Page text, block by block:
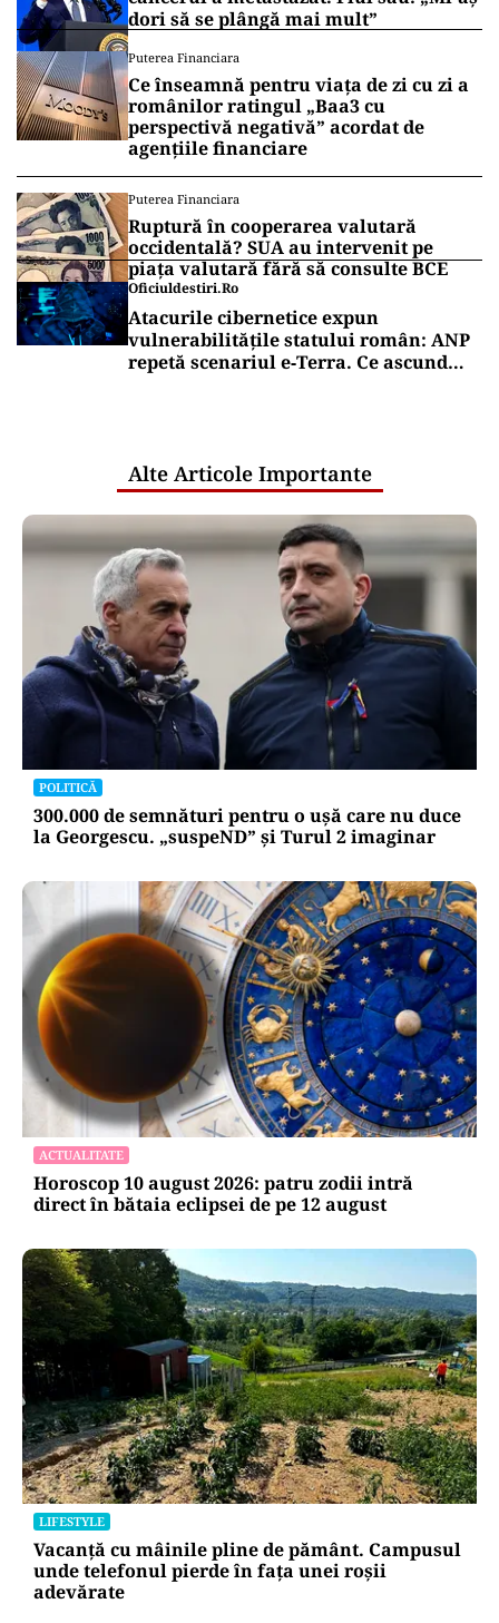
dori să se plângă mai mult”
Puterea Financiara
Ce înseamnă pentru viața de zi cu zi a
românilor ratingul „Baa3 cu
perspectivă negativă” acordat de
agențiile financiare
Puterea Financiara
Ruptură în cooperarea valutară
occidentală? SUA au intervenit pe
piața valutară fără să consulte BCE
Oficiuldestiri.ro
Atacurile cibernetice expun
vulnerabilitățile statului român: ANP
repetă scenariul e‑Terra. Ce ascund
Alte Articole Importante
POLITICĂ
300.000 de semnături pentru o ușă care nu duce
la Georgescu. „suspeND” și Turul 2 imaginar
ACTUALITATE
Horoscop 10 august 2026: patru zodii intră
direct în bătaia eclipsei de pe 12 august
LIFESTYLE
Vacanță cu mâinile pline de pământ. Campusul
unde telefonul pierde în fața unei roșii
adevărate